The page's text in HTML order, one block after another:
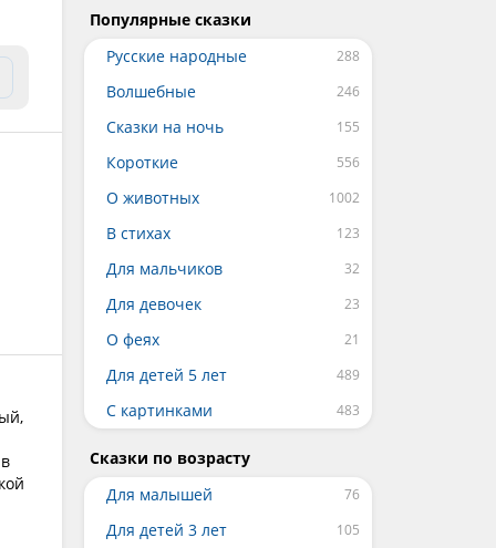
Популярные сказки
Русские народные
Волшебные
Сказки на ночь
Короткие
О животных
В стихах
Для мальчиков
Для девочек
О феях
Для детей 5 лет
С картинками
Сказки по возрасту
Для малышей
Для детей 3 лет